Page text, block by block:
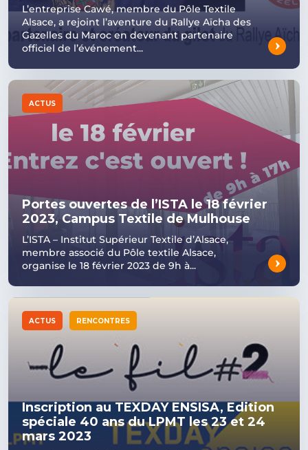
L’entreprise Cawé, membre du Pôle Textile
Alsace, a rejoint l’aventure du Rallye Aïcha des
Gazelles du Maroc en devenant partenaire
officiel de l’événement...
ACTUS
Portes ouvertes de l’ISTA le 18 février
2023, Campus Textile de Mulhouse
L’ISTA – Institut Supérieur Textile d’Alsace,
membre associé du Pôle textile Alsace,
organise le 18 février 2023 de 9h à...
ACTUS RENCONTRES
Inscription au TEXDAY ENSISA, Edition
spéciale 40 ans du LPMT les 23 et 24
mars 2023